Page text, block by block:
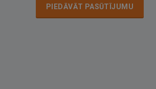
PIEDĀVĀT PASŪTĪJUMU